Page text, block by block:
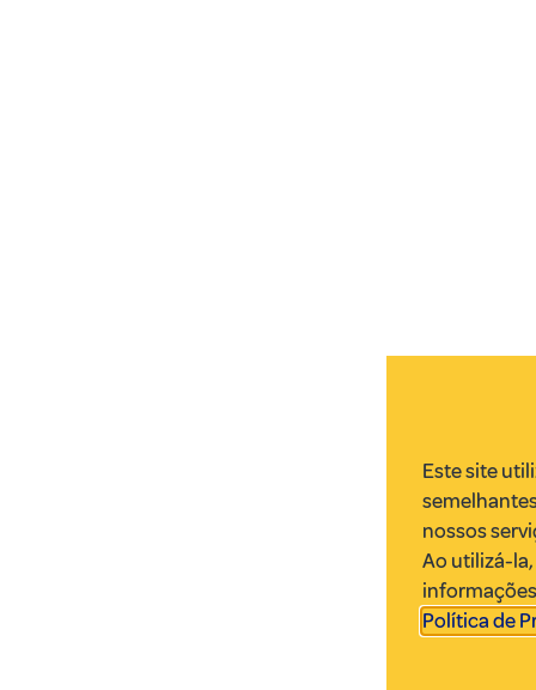
Este site
nossos
Ao utilizá-
Política de